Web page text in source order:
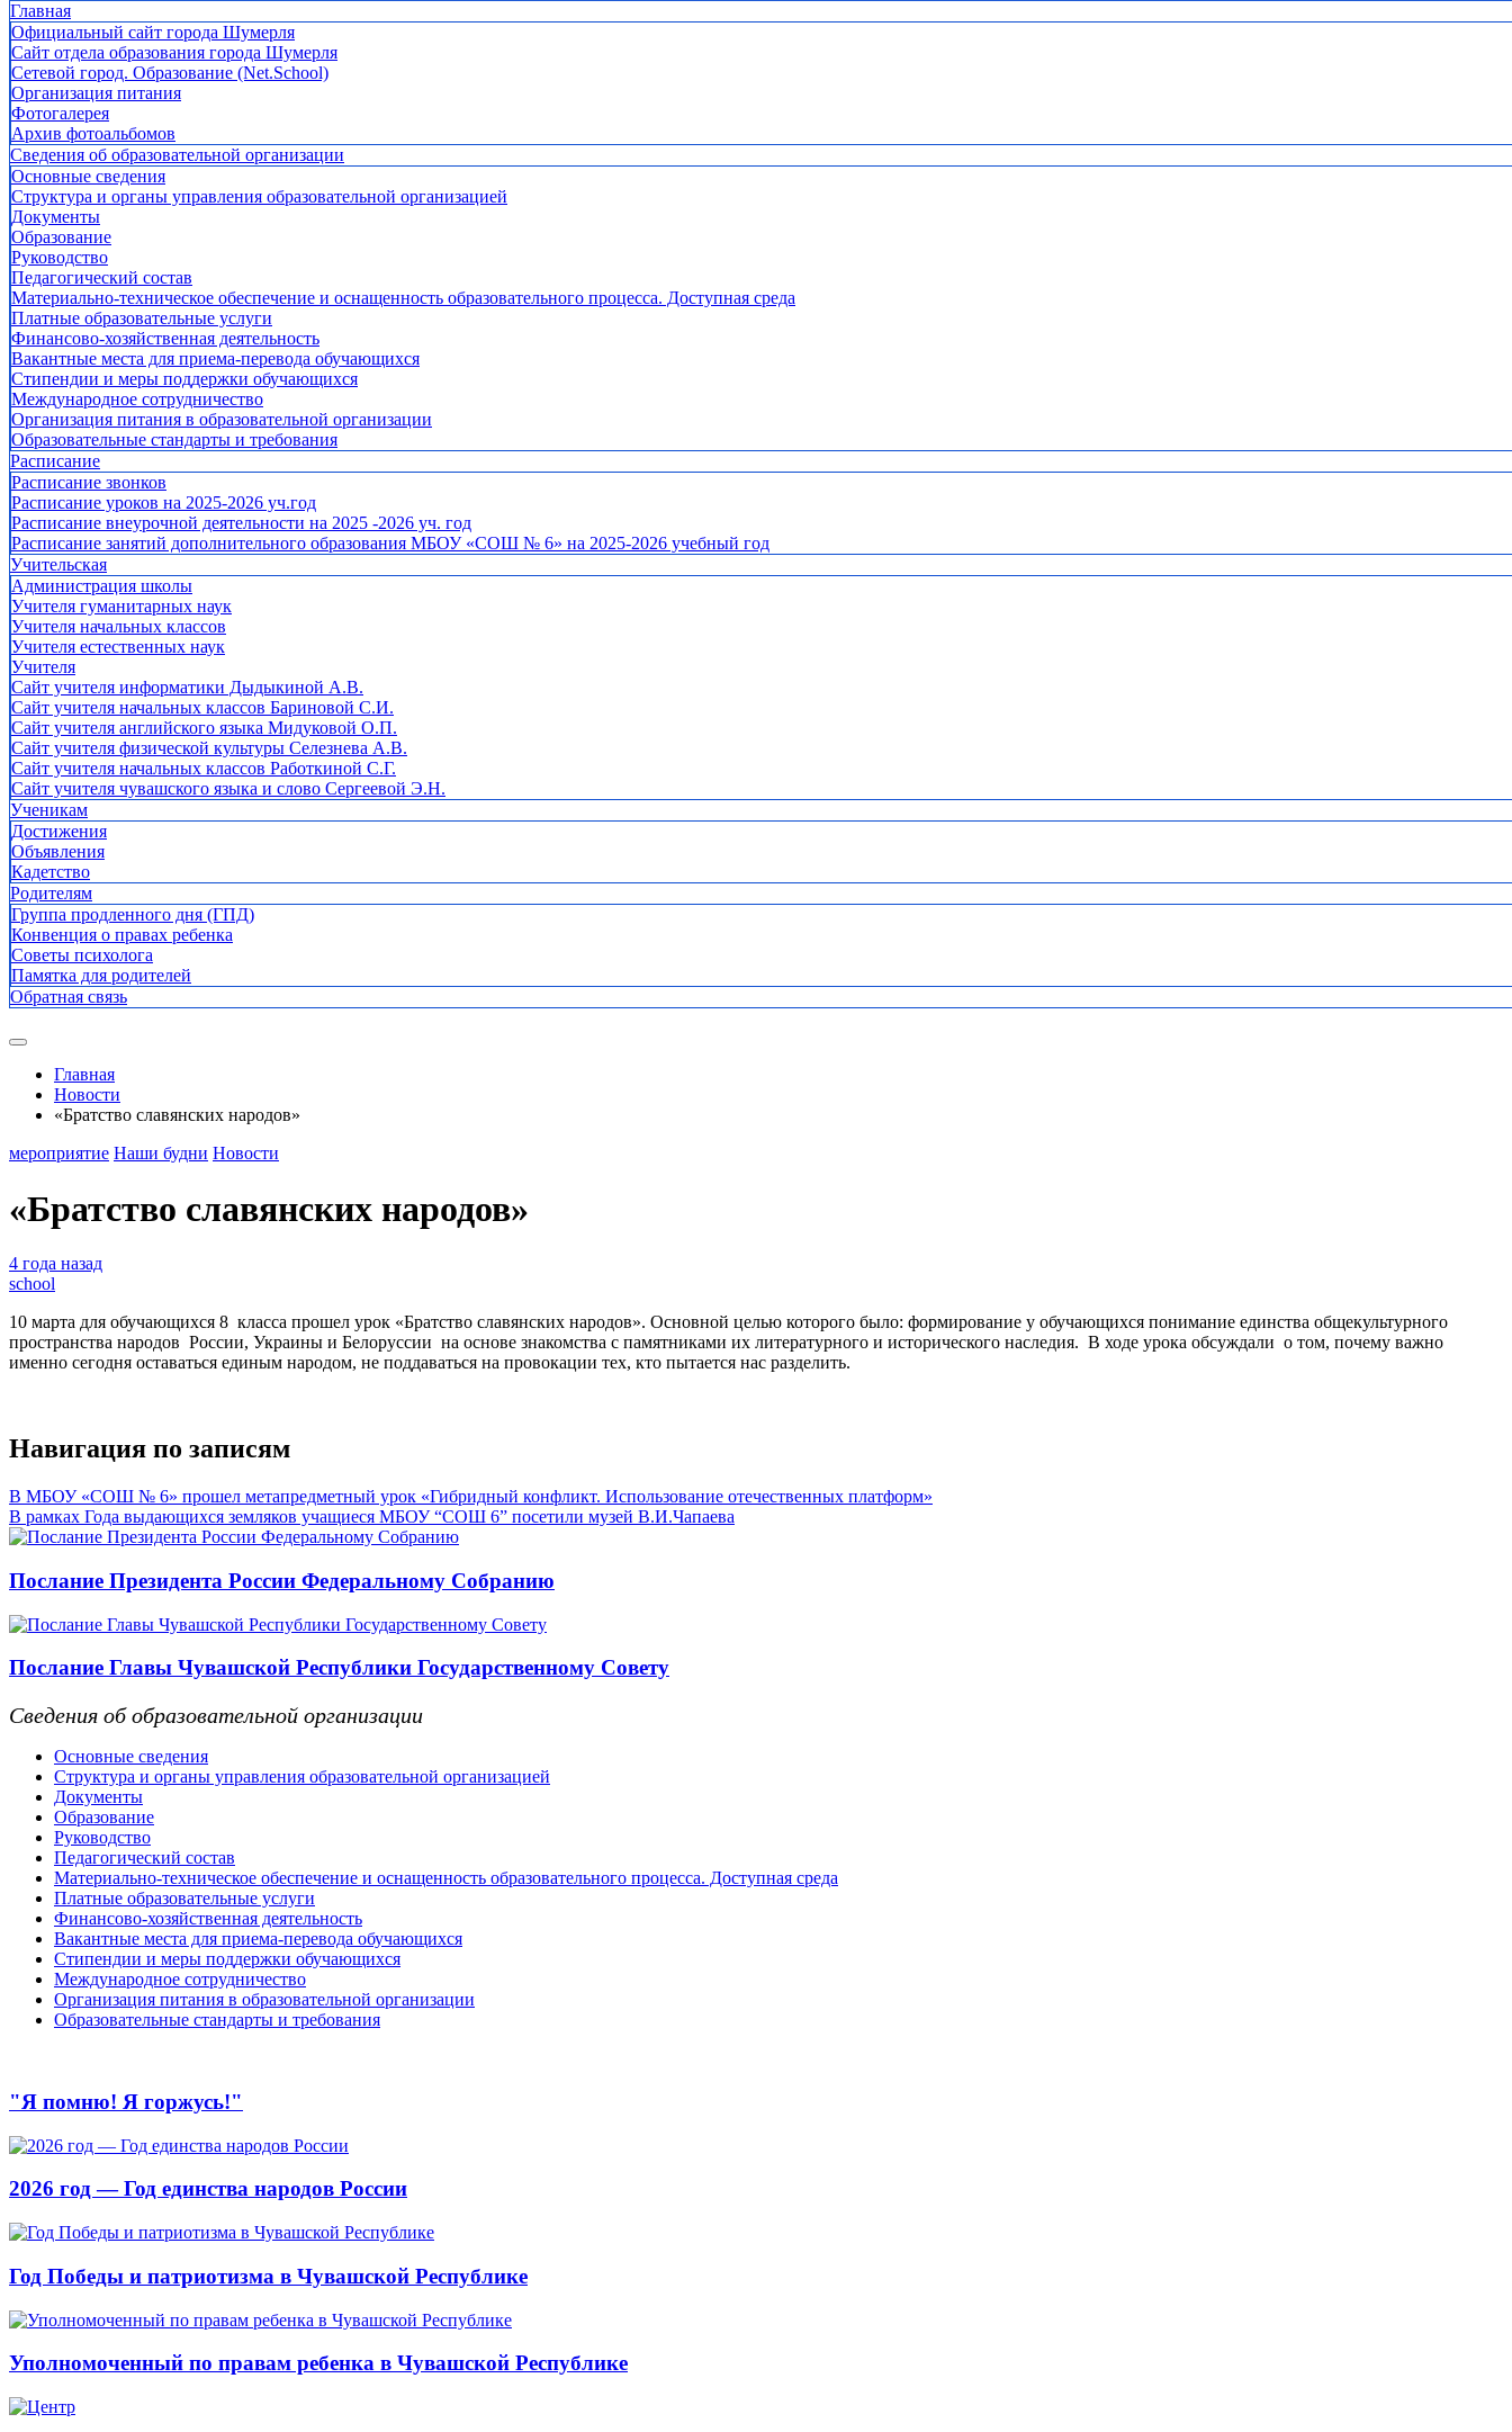
Главная
Официальный сайт города Шумерля
Сайт отдела образования города Шумерля
Сетевой город. Образование (Net.School)
Организация питания
Фотогалерея
Архив фотоальбомов
Сведения об образовательной организации
Основные сведения
Структура и органы управления образовательной организацией
Документы
Образование
Руководство
Педагогический состав
Материально-техническое обеспечение и оснащенность образовательного процесса. Доступная среда
Платные образовательные услуги
Финансово-хозяйственная деятельность
Вакантные места для приема-перевода обучающихся
Стипендии и меры поддержки обучающихся
Международное сотрудничество
Организация питания в образовательной организации
Образовательные стандарты и требования
Расписание
Расписание звонков
Расписание уроков на 2025-2026 уч.год
Расписание внеурочной деятельности на 2025 -2026 уч. год
Расписание занятий дополнительного образования МБОУ «СОШ № 6» на 2025-2026 учебный год
Учительская
Администрация школы
Учителя гуманитарных наук
Учителя начальных классов
Учителя естественных наук
Учителя
Cайт учителя информатики Дыдыкиной А.В.
Сайт учителя начальных классов Бариновой С.И.
Сайт учителя английского языка Мидуковой О.П.
Сайт учителя физической культуры Селезнева А.В.
Сайт учителя начальных классов Работкиной С.Г.
Сайт учителя чувашского языка и слово Сергеевой Э.Н.
Ученикам
Достижения
Объявления
Кадетство
Родителям
Группа продленного дня (ГПД)
Конвенция о правах ребенка
Советы психолога
Памятка для родителей
Обратная связь
Главная
Новости
«Братство славянских народов»
мероприятие Наши будни Новости
«Братство славянских народов»
4 года назад
school
10 марта для обучающихся 8 класса прошел урок «Братство славянских народов». Основной целью которого было: формирование у обучающихся понимание единства общекультурного
пространства народов России, Украины и Белоруссии на основе знакомства с памятниками их литературного и исторического наследия. В ходе урока обсуждали о том, почему важно
именно сегодня оставаться единым народом, не поддаваться на провокации тех, кто пытается нас разделить.
Навигация по записям
В МБОУ «СОШ № 6» прошел метапредметный урок «Гибридный конфликт. Использование отечественных платформ»
В рамках Года выдающихся земляков учащиеся МБОУ “СОШ 6” посетили музей В.И.Чапаева
Послание Президента России Федеральному Собранию
Послание Главы Чувашской Республики Государственному Совету
Сведения об образовательной организации
Основные сведения
Структура и органы управления образовательной организацией
Документы
Образование
Руководство
Педагогический состав
Материально-техническое обеспечение и оснащенность образовательного процесса. Доступная среда
Платные образовательные услуги
Финансово-хозяйственная деятельность
Вакантные места для приема-перевода обучающихся
Стипендии и меры поддержки обучающихся
Международное сотрудничество
Организация питания в образовательной организации
Образовательные стандарты и требования
"Я помню! Я горжусь!"
2026 год — Год единства народов России
Год Победы и патриотизма в Чувашской Республике
Уполномоченный по правам ребенка в Чувашской Республике